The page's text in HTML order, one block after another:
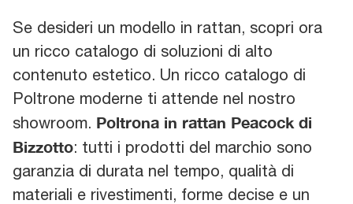
Se desideri un modello in rattan, scopri ora
un ricco catalogo di soluzioni di alto
contenuto estetico. Un ricco catalogo di
Poltrone moderne ti attende nel nostro
showroom. Poltrona in rattan Peacock di
Bizzotto: tutti i prodotti del marchio sono
garanzia di durata nel tempo, qualità di
materiali e rivestimenti, forme decise e un